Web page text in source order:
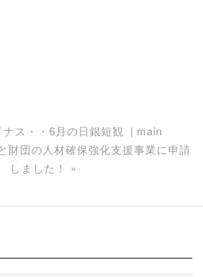
ス・・6月の日銀短観
main
財団の人材確保強化支援事業に申請
しました！
»